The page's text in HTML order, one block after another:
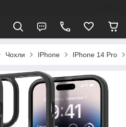
Чохли IPhone IPhone 14 Pro